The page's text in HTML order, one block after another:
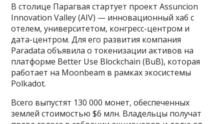
В столице Парагвая стартует проект Assuncion
Innovation Valley (AIV) — инновационный хаб с
отелем, университетом, конгресс-центром и
дата-центром. Для его развития компания
Paradata объявила о токенизации активов на
платформе Better Use Blockchain (BuB), которая
работает на Moonbeam в рамках экосистемы
Polkadot.
Всего выпустят 130 000 монет, обеспеченных
землей стоимостью $6 млн. Владельцы получат